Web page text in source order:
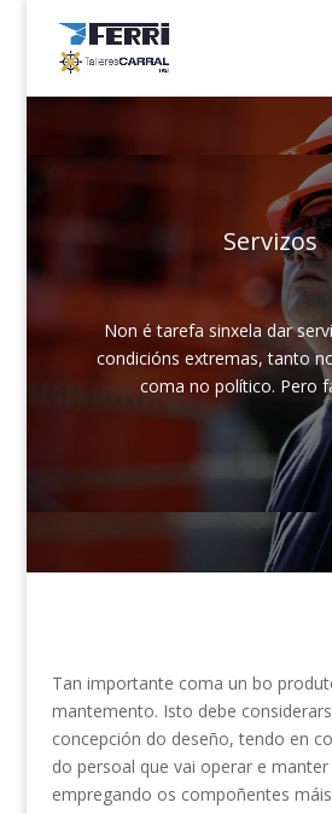
Servizos
Non é tarefa sinxela dar
condicións extremas, tanto
coma no político. Pero
Tan importante coma un bo
mantemento. Isto debe
concepción do deseño, tendo en
do persoal que vai operar e
empregando os compoñentes